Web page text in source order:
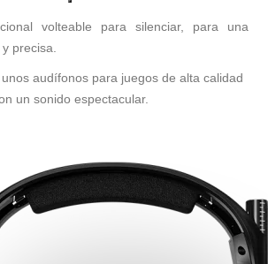
volteable para silenciar, para una
precisa.
audífonos para juegos de alta calidad
un sonido espectacular.